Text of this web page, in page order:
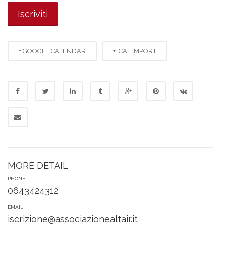
+ GOOGLE CALENDAR + ICAL IMPORT
MORE DETAIL
PHONE
0643424312
EMAIL
iscrizione@associazionealtair.it